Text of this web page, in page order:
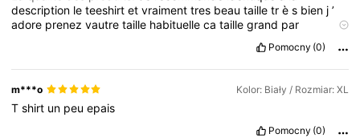
description leteeshirtetvraimenttres beautailletrès bien j’
adore prenezvautretaille habituellecataillegrand par
Pomocny (0)
m***o Kolor: Biały / Rozmiar: XL
Tshirt un peuepais
Pomocny (0)